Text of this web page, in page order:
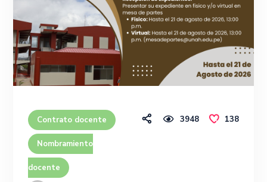
Contrato docente
Nombramiento
docente
3948 138